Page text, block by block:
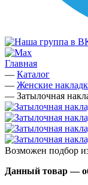
Главная
— Каталог
— Женские
— Затылочная
Возможен подбор
Данный товар —